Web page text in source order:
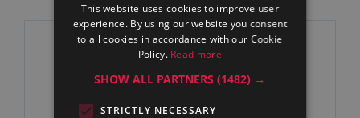
This website uses cookies to improve user
experience. By using our website you consent
to all cookies in accordance with our Cookie
Policy. Read more
SHOW ALL PARTNERS(1482) →
STRICTLY NECESSARY